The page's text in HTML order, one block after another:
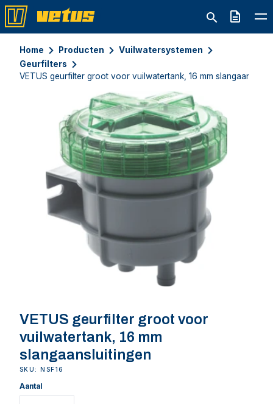
Offerte
Home Producten
Vuilwatersystemen
Geurfilters
VETUS geurfilter groot voor vuilwatertank, 16 mm
VETUS geurfilter groot voor
vuilwatertank, 16 mm
slangaansluitingen
SKU: NSF16
Aantal